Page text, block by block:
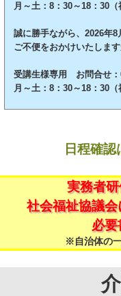
月～土：8：30～18：30
誠に勝手ながら、2026年8
ご不便をおかけいたします
受講生様専用 お問合せ：
月～土：8：30～18：30
日程確認
実務者
社会福祉協議会
必要
※自治体の